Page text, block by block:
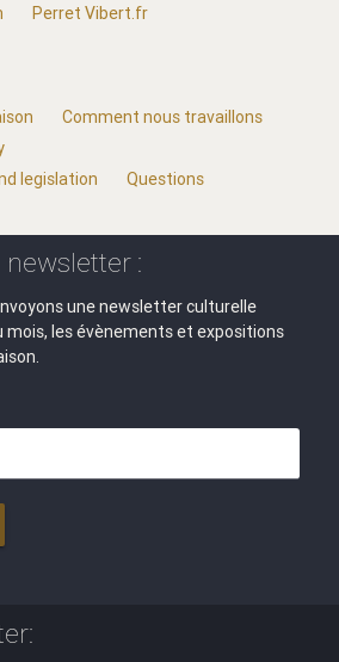
Perret Vibert.fr
Comment nous travaillons
legislation
Questions
:
une newsletter culturelle
les évènements et expositions